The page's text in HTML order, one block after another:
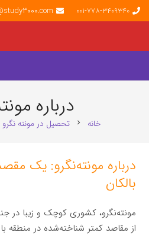
001-778-3409340
درباره
خانه chevron_right تحصیل در مونته‌ نگرو
درباره مونته‌نگرو: یک
بالکان
مونته‌نگرو، کشوری کوچک و زیبا در
از مقاصد کمتر شناخته‌شده در منطقه